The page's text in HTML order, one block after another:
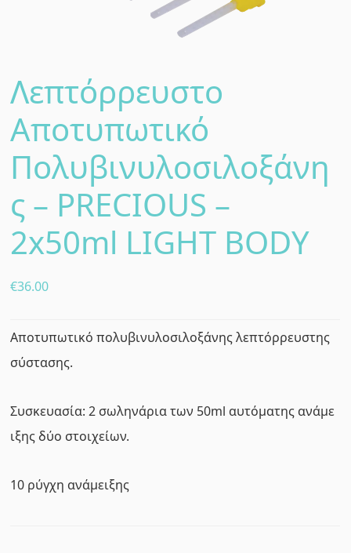
Λεπτόρρευστο
Αποτυπωτικό
Πολυβινυλοσιλοξάνη
ς – PRECIOUS –
2x50ml LIGHT BODY
€36.00
Αποτυπωτικό πολυβινυλοσιλοξάνης λεπτόρρευστης
σύστασης.
Συσκευασία: 2 σωληνάρια των 50ml αυτόματης ανάμε
ιξης δύο στοιχείων.
10 ρύγχη ανάμειξης